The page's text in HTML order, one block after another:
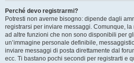
Perché devo registrarmi?
Potresti non averne bisogno: dipende dagli
registrarsi per inviare messaggi. Comunque,
ad altre funzioni che non sono disponibili per
un’immagine personale definibile,
inviare messaggi di posta direttamente dal
ecc. Ti bastano pochi secondi per registrarti e